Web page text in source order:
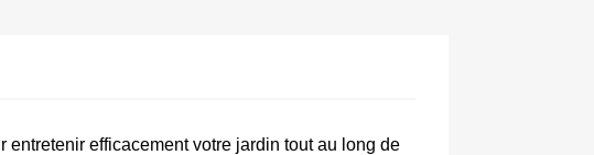
efficacement votre jardin tout au long de